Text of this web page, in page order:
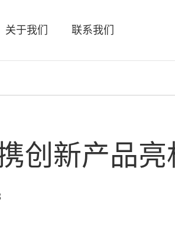
关于我们 联系我们
创新产品亮